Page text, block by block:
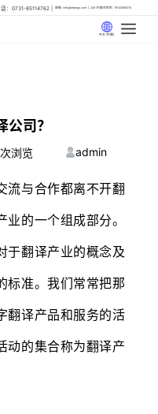
话：0731-85114762 邮箱: info@artlangs.com 24小时翻译管家: 18142666316
中文 (中国)
司？
浏览 admin
与合作都离不开翻
的一个组成部分。
于翻译产业的概念及
标准。我们常常把那
翻译产品和服务的活
动的集合称为翻译产